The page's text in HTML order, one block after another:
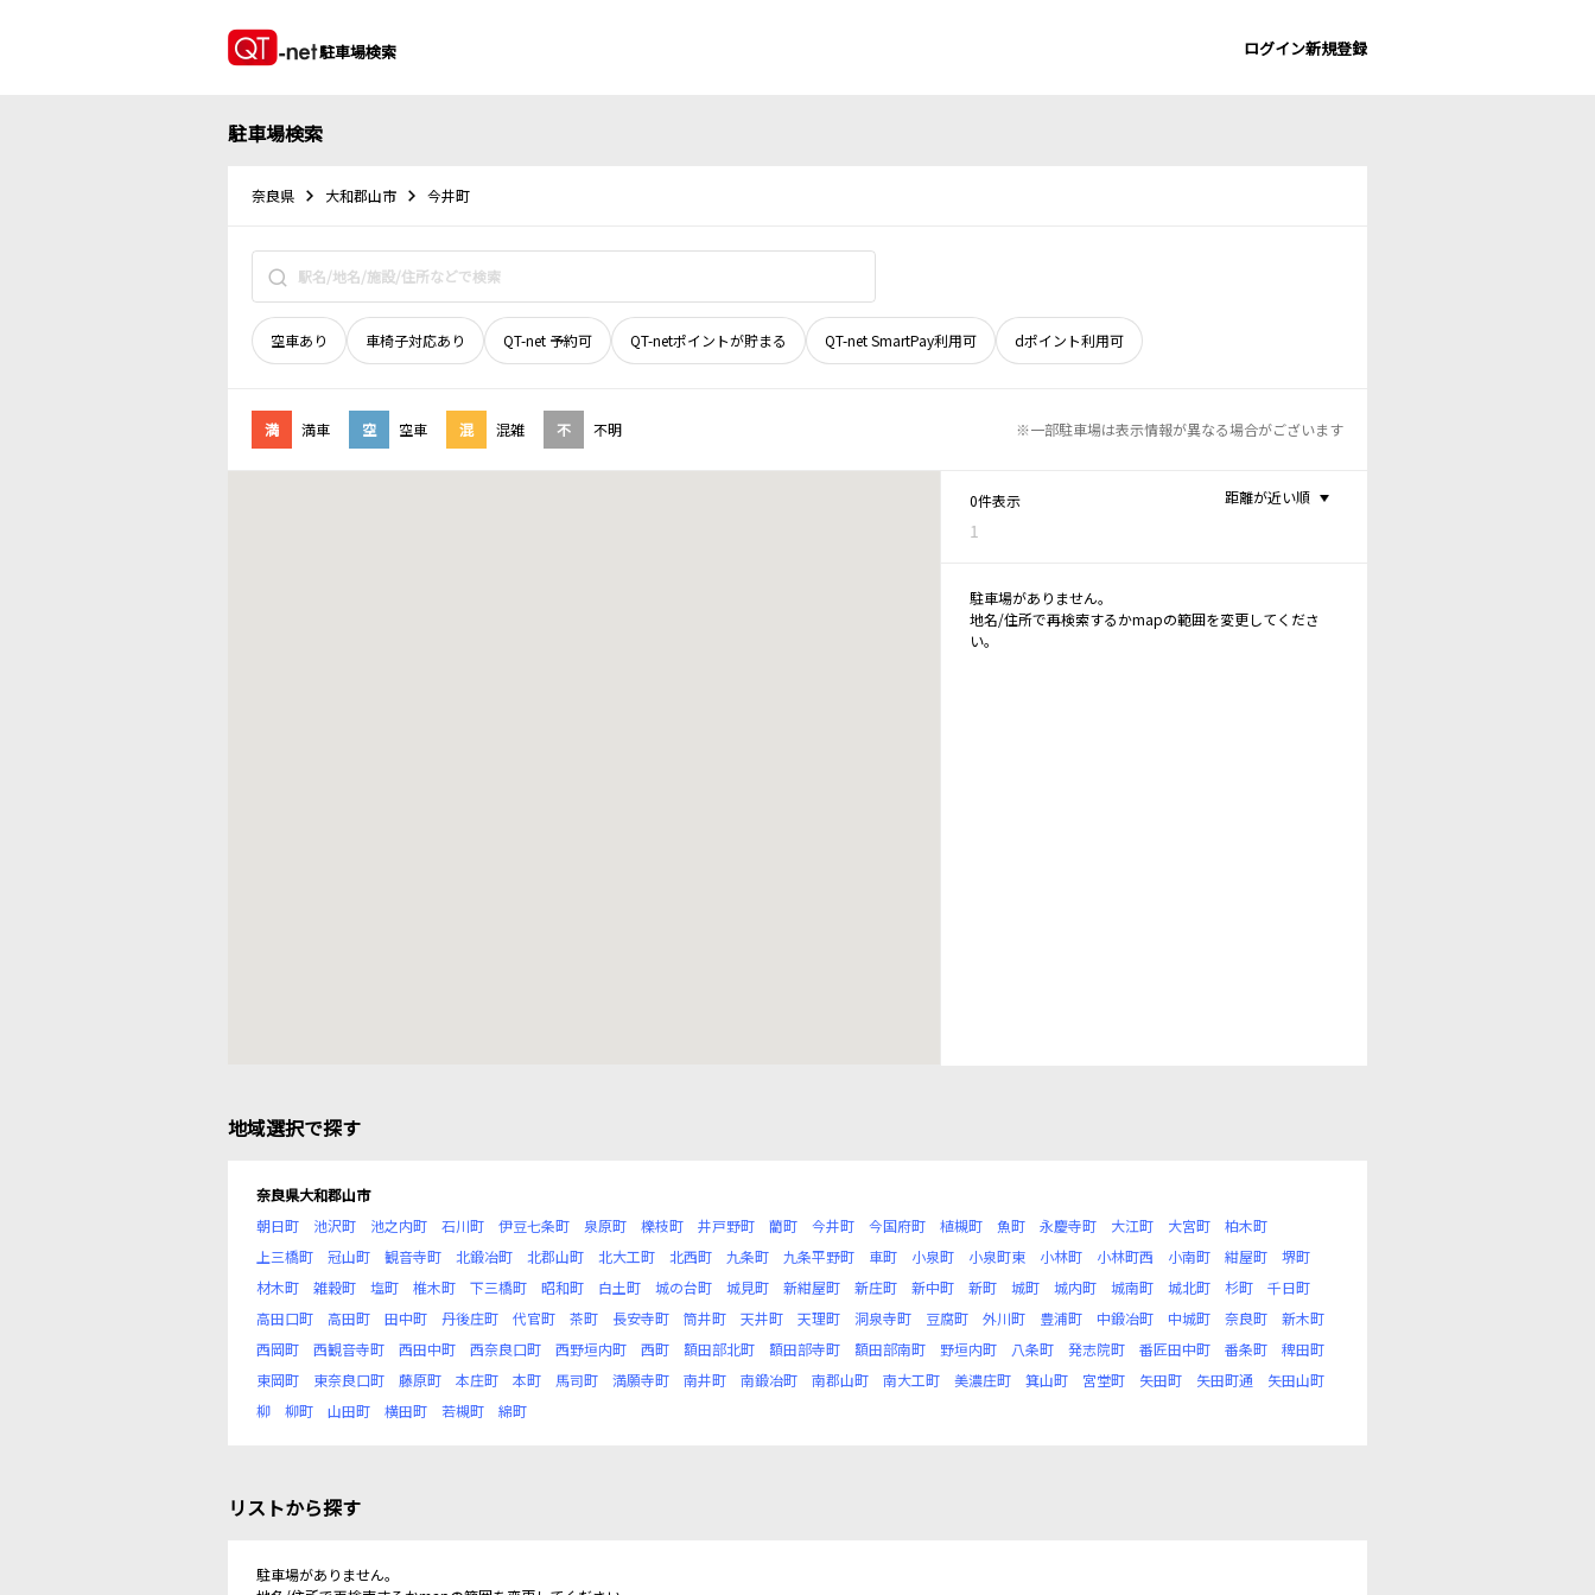
駐車場検索 ログイン新規登録
駐車場検索
奈良県 大和郡山市 今井町
空車あり 車椅子対応あり QT-net 予約可 QT-netポイントが貯まる QT-net SmartPay利用可 dポイント利用可
満 満車 空 空車 混 混雑 不 不明 ※一部駐車場は表示情報が異なる場合がございます
0件表示
1
距離が近い順
駐車場がありません。
地名/住所で再検索するかmapの範囲を変更してくださ
い。
地域選択で探す
奈良県大和郡山市
朝日町
池沢町 池之内町 石川町 伊豆七条町 泉原町 櫟枝町 井戸野町 藺町 今井町 今国府町 植槻町 魚町 永慶寺町 大江町 大宮町
柏木町
上三橋町
冠山町 観音寺町 北鍛冶町 北郡山町 北大工町 北西町 九条町 九条平野町 車町 小泉町 小泉町東 小林町 小林町西 小南町 紺屋町
堺町
材木町
雑穀町 塩町 椎木町 下三橋町 昭和町 白土町 城の台町 城見町 新紺屋町 新庄町 新中町 新町 城町 城内町 城南町 城北町 杉町
千日町
高田口町
高田町 田中町 丹後庄町 代官町 茶町 長安寺町 筒井町 天井町 天理町 洞泉寺町 豆腐町 外川町 豊浦町 中鍛冶町 中城町 奈良町
新木町
西岡町
西観音寺町 西田中町 西奈良口町 西野垣内町 西町 額田部北町 額田部寺町 額田部南町 野垣内町 八条町 発志院町 番匠田中町 番条町
稗田町
東岡町
東奈良口町 藤原町 本庄町 本町 馬司町 満願寺町 南井町 南鍛冶町 南郡山町 南大工町 美濃庄町 箕山町 宮堂町 矢田町 矢田町通
矢田山町
柳
柳町 山田町 横田町 若槻町 綿町
リストから探す
駐車場がありません。